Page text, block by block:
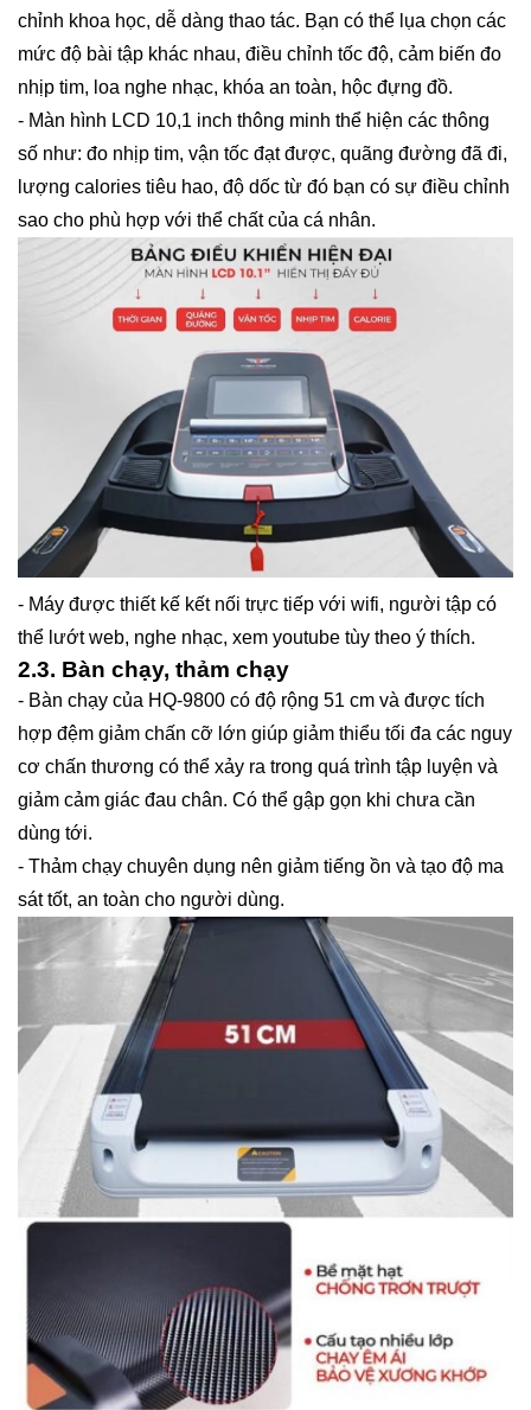
chỉnh khoa học, dễ dàng thao tác. Bạn có thể lụa chọn các
mức độ bài tập khác nhau, điều chỉnh tốc độ, cảm biến đo
nhịp tim, loa nghe nhạc, khóa an toàn, hộc đựng đồ.
- Màn hình LCD 10,1 inch thông minh thể hiện các thông
số như: đo nhịp tim, vận tốc đạt được, quãng đường đã đi,
lượng calories tiêu hao, độ dốc từ đó bạn có sự điều chỉnh
sao cho phù hợp với thể chất của cá nhân.
- Máy được thiết kế kết nối trực tiếp với wifi, người tập có
thể lướt web, nghe nhạc, xem youtube tùy theo ý thích.
2.3. Bàn chạy, thảm chạy
- Bàn chạy của HQ-9800 có độ rộng 51 cm và được tích
hợp đệm giảm chấn cỡ lớn giúp giảm thiểu tối đa các nguy
cơ chấn thương có thể xảy ra trong quá trình tập luyện và
giảm cảm giác đau chân. Có thể gập gọn khi chưa cần
dùng tới.
- Thảm chạy chuyên dụng nên giảm tiếng ồn và tạo độ ma
sát tốt, an toàn cho người dùng.